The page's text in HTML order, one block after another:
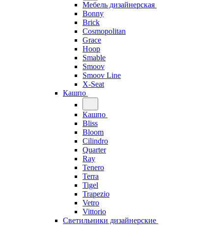
Мебель дизайнерская
Bonny
Brick
Cosmopolitan
Grace
Hoop
Smable
Smoov
Smoov Line
X-Seat
Кашпо
Кашпо
Bliss
Bloom
Cilindro
Quarter
Ray
Tenero
Terra
Tigel
Trapezio
Vetro
Vittorio
Светильники дизайнерские